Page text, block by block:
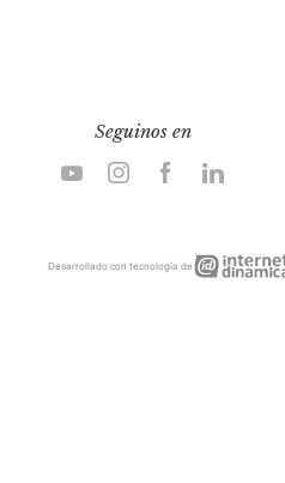
Seguinos en
Desarrollado con tecnología deInternet
Dinámica